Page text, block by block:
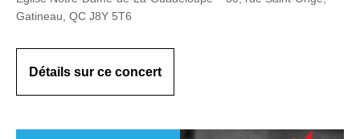
Gatineau, QC J8Y 5T6
Détails sur ce concert